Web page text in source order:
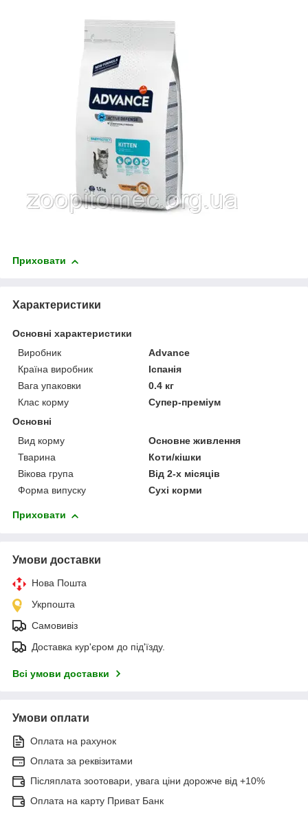
Приховати
Характеристики
Основні характеристики
Виробник
Advance
Країна виробник
Іспанія
Вага упаковки
0.4 кг
Клас корму
Супер-преміум
Основні
Вид корму
Основне живлення
Тварина
Коти/кішки
Вікова група
Від 2-х місяців
Форма випуску
Сухі корми
Приховати
Умови доставки
Нова Пошта
Укрпошта
Самовивіз
Доставка кур'єром до під'їзду.
Всі умови доставки
Умови оплати
Оплата на рахунок
Оплата за реквізитами
Післяплата зоотовари, увага ціни дорожче від +10%
Оплата на карту Приват Банк